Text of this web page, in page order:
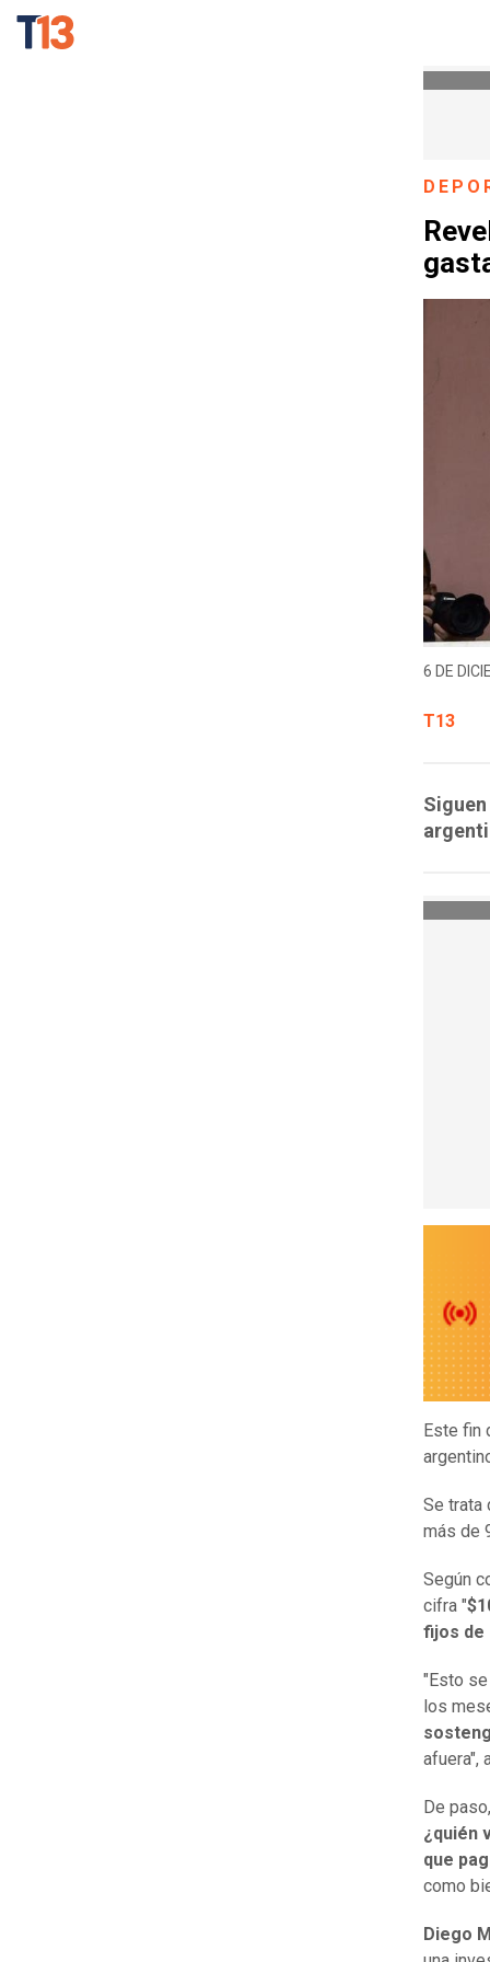
6 DE
T13
Este fin
Se trata
más de
Según
cifra "
fijos de
"Esto
los
afuera",
De
¿quién
que
como
Diego